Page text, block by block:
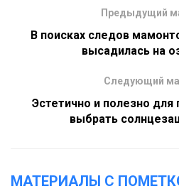
Предыдущий
В поисках следов
высадилась на
Следующий
Эстетично и полезно для
выбрать
МАТЕРИАЛЫ С